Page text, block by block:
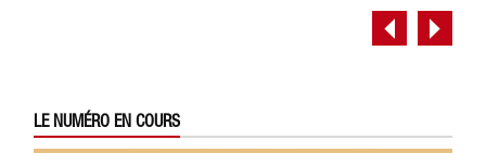
LE NUMÉRO EN COURS